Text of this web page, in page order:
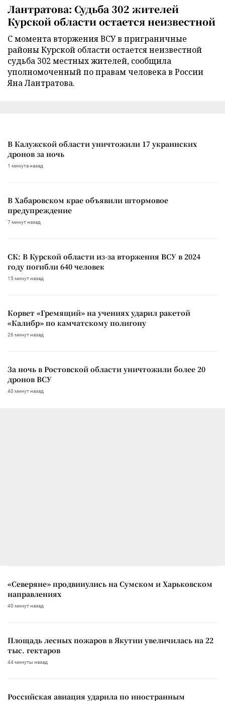
Лантратова: Судьба 302 жителей
Курской области остается неизвестной
С момента вторжения ВСУ в приграничные
районы Курской области остается неизвестной
судьба 302 местных жителей, сообщила
уполномоченный по правам человека в России
Яна Лантратова.
В Калужской области уничтожили 17 украинских
дронов за ночь
1 минута назад
В Хабаровском крае объявили штормовое
предупреждение
7 минут назад
СК: В Курской области из-за вторжения ВСУ в 2024
году погибли 640 человек
15 минут назад
Корвет «Гремящий» на учениях ударил ракетой
«Калибр» по камчатскому полигону
26 минут назад
За ночь в Ростовской области уничтожили более 20
дронов ВСУ
40 минут назад
«Северяне» продвинулись на Сумском и Харьковском
направлениях
40 минут назад
Площадь лесных пожаров в Якутии увеличилась на 22
тыс. гектаров
44 минуты назад
Российская авиация ударила по иностранным